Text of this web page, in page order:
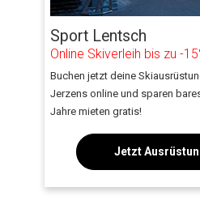
Sport Lentsch
Online Skiverleih bis zu -
Buchen jetzt deine
Jerzens online und sparen
Jahre mieten gratis!
Jetzt